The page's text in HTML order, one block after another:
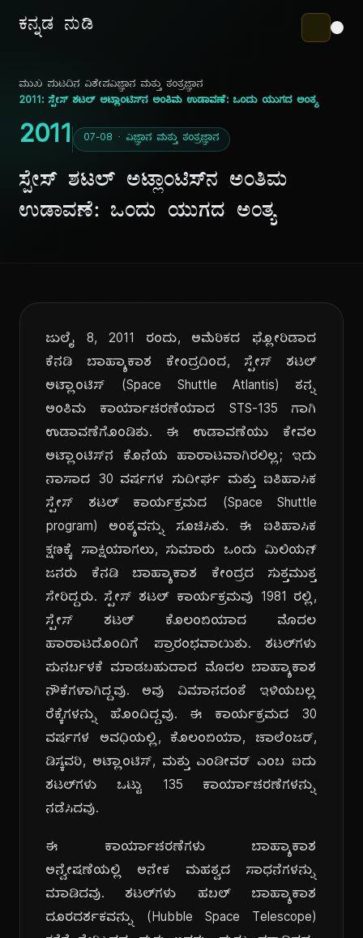
ಕನ್ನಡ ನುಡಿ
ಮುಖ ಪುಟದಿನ ವಿಶೇಷವಿಜ್ಞಾನ ಮತ್ತು ತಂತ್ರಜ್ಞಾನ
2011: ಸ್ಪೇಸ್ ಶಟಲ್ ಅಟ್ಲಾಂಟಿಸ್‌ನ ಅಂತಿಮ ಉಡಾವಣೆ: ಒಂದು ಯುಗದ ಅಂತ್ಯ
2011 07-08 · ವಿಜ್ಞಾನ ಮತ್ತು ತಂತ್ರಜ್ಞಾನ
ಸ್ಪೇಸ್ ಶಟಲ್ ಅಟ್ಲಾಂಟಿಸ್‌ನ ಅಂತಿಮ
ಉಡಾವಣೆ: ಒಂದು ಯುಗದ ಅಂತ್ಯ
ಜುಲೈ 8, 2011 ರಂದು, ಅಮೆರಿಕದ ಫ್ಲೋರಿಡಾದ
ಕೆನಡಿ ಬಾಹ್ಯಾಕಾಶ ಕೇಂದ್ರದಿಂದ, ಸ್ಪೇಸ್ ಶಟಲ್
ಅಟ್ಲಾಂಟಿಸ್ (Space Shuttle Atlantis) ತನ್ನ
ಅಂತಿಮ ಕಾರ್ಯಾಚರಣೆಯಾದ STS-135 ಗಾಗಿ
ಉಡಾವಣೆಗೊಂಡಿತು. ಈ ಉಡಾವಣೆಯು ಕೇವಲ
ಅಟ್ಲಾಂಟಿಸ್‌ನ ಕೊನೆಯ ಹಾರಾಟವಾಗಿರಲಿಲ್ಲ; ಇದು
ನಾಸಾದ 30 ವರ್ಷಗಳ ಸುದೀರ್ಘ ಮತ್ತು ಐತಿಹಾಸಿಕ
ಸ್ಪೇಸ್ ಶಟಲ್ ಕಾರ್ಯಕ್ರಮದ (Space Shuttle
program) ಅಂತ್ಯವನ್ನು ಸೂಚಿಸಿತು. ಈ ಐತಿಹಾಸಿಕ
ಕ್ಷಣಕ್ಕೆ ಸಾಕ್ಷಿಯಾಗಲು, ಸುಮಾರು ಒಂದು ಮಿಲಿಯನ್
ಜನರು ಕೆನಡಿ ಬಾಹ್ಯಾಕಾಶ ಕೇಂದ್ರದ ಸುತ್ತಮುತ್ತ
ಸೇರಿದ್ದರು. ಸ್ಪೇಸ್ ಶಟಲ್ ಕಾರ್ಯಕ್ರಮವು 1981 ರಲ್ಲಿ,
ಸ್ಪೇಸ್ ಶಟಲ್ ಕೊಲಂಬಿಯಾದ ಮೊದಲ
ಹಾರಾಟದೊಂದಿಗೆ ಪ್ರಾರಂಭವಾಯಿತು. ಶಟಲ್‌ಗಳು
ಪುನರ್ಬಳಕೆ ಮಾಡಬಹುದಾದ ಮೊದಲ ಬಾಹ್ಯಾಕಾಶ
ನೌಕೆಗಳಾಗಿದ್ದವು. ಅವು ವಿಮಾನದಂತೆ ಇಳಿಯಬಲ್ಲ
ರೆಕ್ಕೆಗಳನ್ನು ಹೊಂದಿದ್ದವು. ಈ ಕಾರ್ಯಕ್ರಮದ 30
ವರ್ಷಗಳ ಅವಧಿಯಲ್ಲಿ, ಕೊಲಂಬಿಯಾ, ಚಾಲೆಂಜರ್,
ಡಿಸ್ಕವರಿ, ಅಟ್ಲಾಂಟಿಸ್, ಮತ್ತು ಎಂಡೀವರ್ ಎಂಬ ಐದು
ಶಟಲ್‌ಗಳು ಒಟ್ಟು 135 ಕಾರ್ಯಾಚರಣೆಗಳನ್ನು
ನಡೆಸಿದವು.
ಈ ಕಾರ್ಯಾಚರಣೆಗಳು ಬಾಹ್ಯಾಕಾಶ
ಅನ್ವೇಷಣೆಯಲ್ಲಿ ಅನೇಕ ಮಹತ್ವದ ಸಾಧನೆಗಳನ್ನು
ಮಾಡಿದವು. ಶಟಲ್‌ಗಳು ಹಬಲ್ ಬಾಹ್ಯಾಕಾಶ
ದೂರದರ್ಶಕವನ್ನು (Hubble Space Telescope)